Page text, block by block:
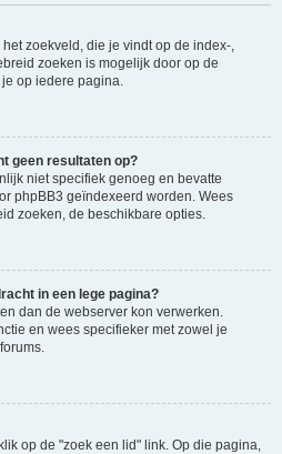
zoekveld, die je vindt op de index-,
zoeken is mogelijk door op de
op iedere pagina.
geen resultaten op?
niet specifiek genoeg en bevatte
phpBB3 geïndexeerd worden. Wees
zoeken, de beschikbare opties.
in een lege pagina?
dan de webserver kon verwerken.
en wees specifieker met zowel je
op de "zoek een lid" link. Op die pagina,